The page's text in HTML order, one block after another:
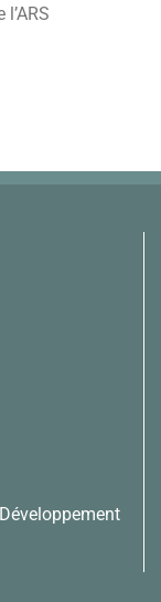
l’ARS